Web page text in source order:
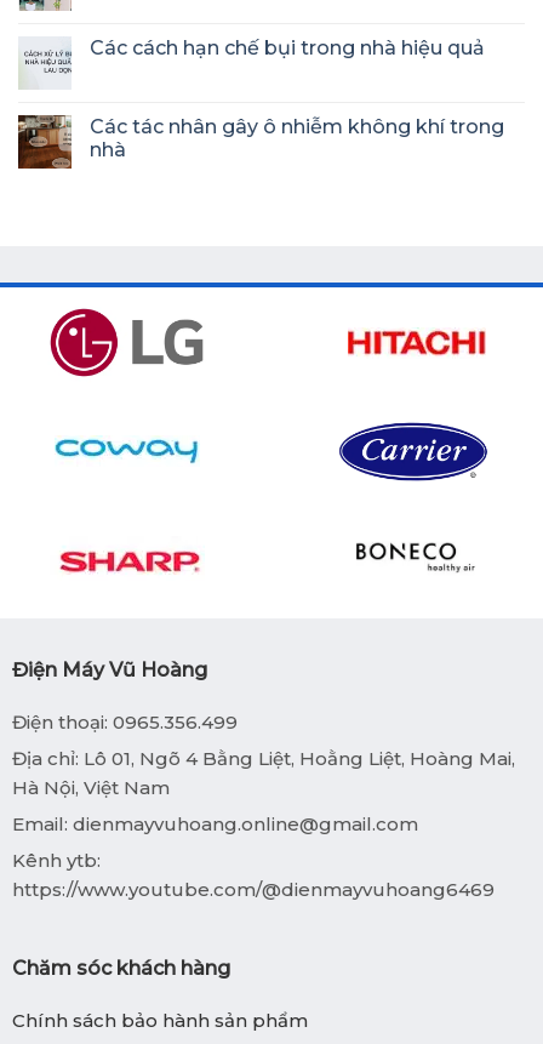
Các cách hạn chế bụi trong nhà hiệu quả
Các tác nhân gây ô nhiễm không khí trong
nhà
Điện Máy Vũ Hoàng
Điện thoại: 0965.356.499
Địa chỉ: Lô 01, Ngõ 4 Bằng Liệt, Hoằng Liệt, Hoàng Mai,
Hà Nội, Việt Nam
Email: dienmayvuhoang.online@gmail.com
Kênh ytb:
https://www.youtube.com/@dienmayvuhoang6469
Chăm sóc khách hàng
Chính sách bảo hành sản phẩm